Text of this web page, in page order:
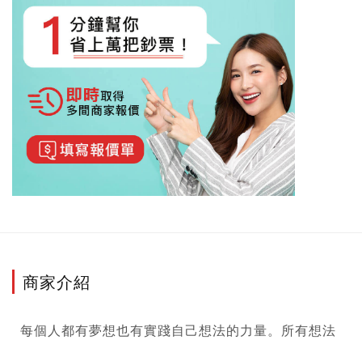
商家介紹
每個人都有夢想也有實踐自己想法的力量。所有想法